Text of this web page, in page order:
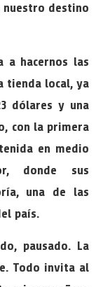
nuestro destino
a hacernos las
tienda local, ya
dólares y una
con la primera
en medio
donde sus
una de las
país.
pausado. La
Todo invita al